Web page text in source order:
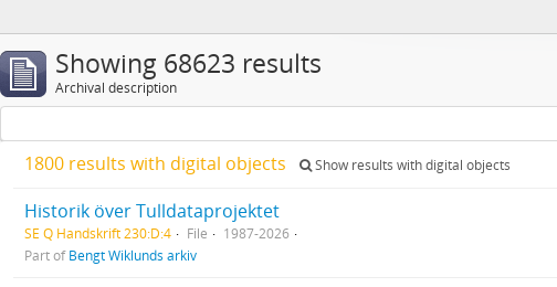
Showing 68623 results
Archival description
1800 results with digital objects Show results with digital objects
Historik över Tulldataprojektet
SE Q Handskrift 230:D:4 File
1987-2026
Part ofBengt Wiklunds arkiv